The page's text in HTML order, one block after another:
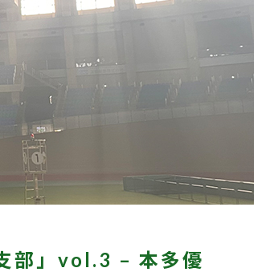
部」vol.3 – 本多優